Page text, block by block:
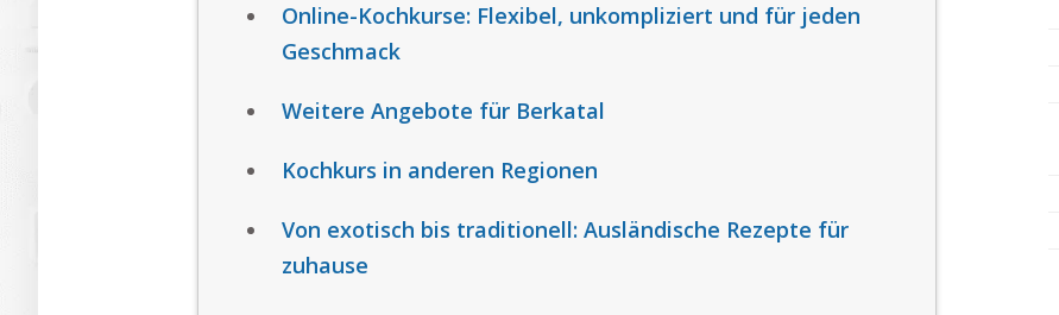
Online-Kochkurse: Flexibel, unkompliziert und für jeden
Geschmack
Weitere Angebote für Berkatal
Kochkurs in anderen Regionen
Von exotisch bis traditionell: Ausländische Rezepte für
zuhause